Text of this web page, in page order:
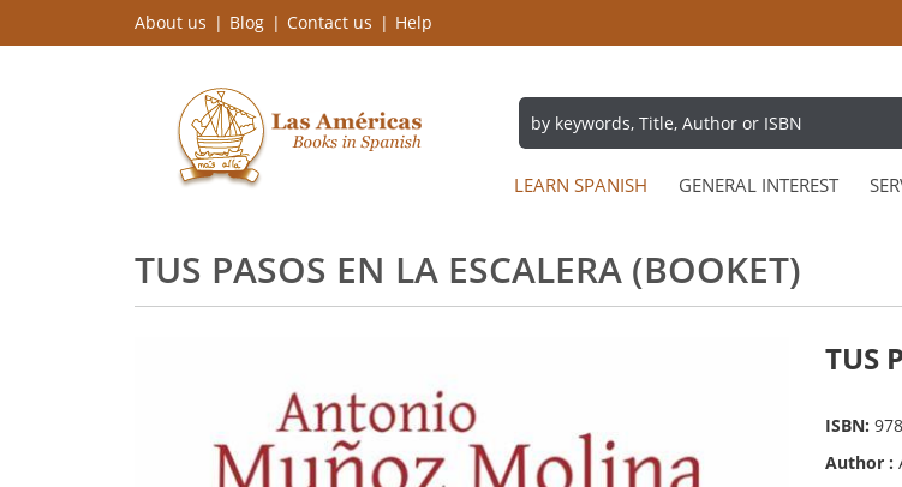
About us Blog Contact us Help
LEARN SPANISH GENERAL INTEREST
TUS PASOS EN LA ESCALERA (BOOKET)
TUS
ISBN:
Author :